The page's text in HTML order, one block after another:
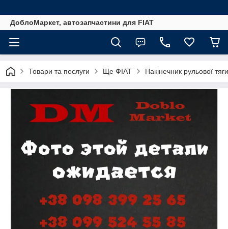
ДоблоМаркет, автозапчастини для FIAT
Товари та послуги Ще ФІАТ Накінечник рульової